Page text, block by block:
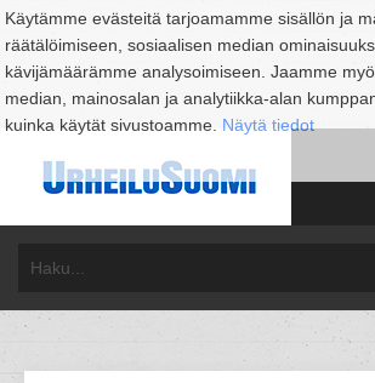
Käytämme evästeitä tarjoamamme sisällön ja
räätälöimiseen, sosiaalisen median
kävijämäärämme analysoimiseen. Jaamme
median, mainosalan ja analytiikka-alan
kuinka käytät sivustoamme. Näytä tiedot